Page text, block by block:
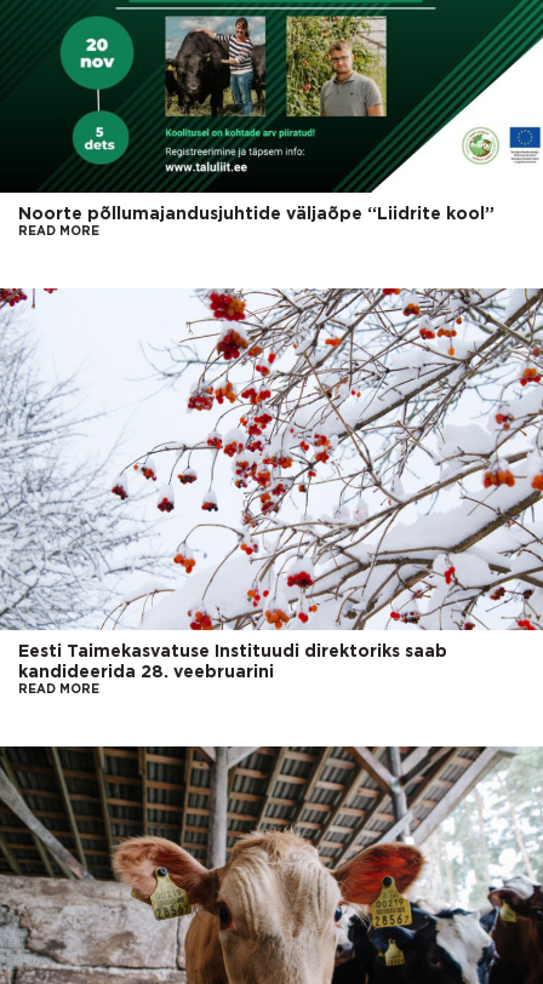
Noorte põllumajandusjuhtide väljaõpe “Liidrite kool”
READ MORE
Eesti Taimekasvatuse Instituudi direktoriks saab
kandideerida 28. veebruarini
READ MORE